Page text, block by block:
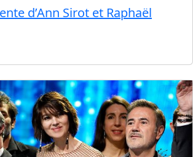
d’Ann Sirot et Raphaël